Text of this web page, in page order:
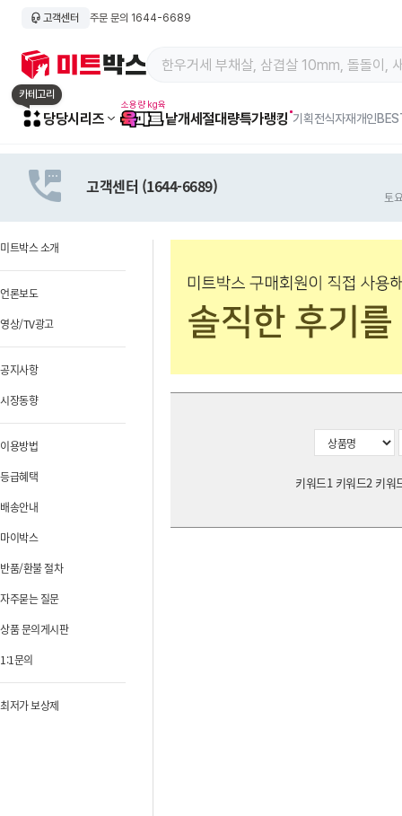
고객센터 주문 문의 1644-6689
카
테
고
리
전
보
카테고리
당당시리즈
소용량 kg육
낱개세절대량특가랭킹 기획전식자재개인
고객센터 (1644-6689)
토
미트박스 소개
언론보도
영상/TV광고
공지사항
시장동향
이용방법
등급혜택
배송안내
마이박스
반품/환불 절차
자주묻는 질문
상품 문의게시판
1:1문의
최저가 보상제
키워드1 키워드2 키워